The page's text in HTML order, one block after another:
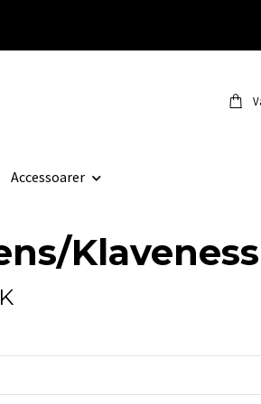
Accessoarer
Klaveness